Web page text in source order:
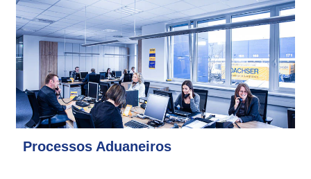
Processos Aduaneiros